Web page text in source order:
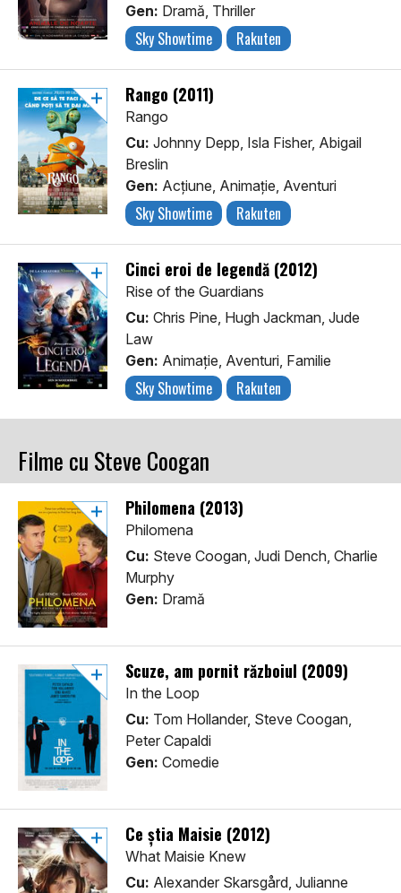
Gen: Dramă, Thriller
Sky Showtime Rakuten
Rango (2011)
Rango
Cu: Johnny Depp, Isla Fisher, Abigail
Breslin
Gen: Acţiune, Animaţie, Aventuri
Sky Showtime Rakuten
Cinci eroi de legendă (2012)
Rise of the Guardians
Cu: Chris Pine, Hugh Jackman, Jude
Law
Gen: Animaţie, Aventuri, Familie
Sky Showtime Rakuten
Filme cu Steve Coogan
Philomena (2013)
Philomena
Cu: Steve Coogan, Judi Dench, Charlie
Murphy
Gen: Dramă
Scuze, am pornit războiul (2009)
In the Loop
Cu: Tom Hollander, Steve Coogan,
Peter Capaldi
Gen: Comedie
Ce știa Maisie (2012)
What Maisie Knew
Cu: Alexander Skarsgård, Julianne